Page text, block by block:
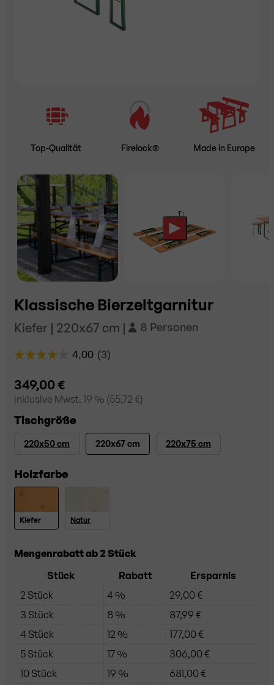
Top-Qualität Firelock® Made in Europe
Klassische Bierzeltgarnitur
Kiefer | 220x67 cm | 8 Personen
349,00 €
inklusive Mwst. 19 % (55,72 €)
Tischgröße
220x50 cm 220x67 cm 220x75 cm
Holzfarbe
Kiefer Natur
Mengenrabatt ab 2 Stück
Stück
Rabatt
Ersparnis
2 Stück
4 %
29,00 €
3 Stück
8 %
87,99 €
4 Stück
12 %
177,00 €
5 Stück
17 %
306,00 €
10 Stück
19 %
681,00 €